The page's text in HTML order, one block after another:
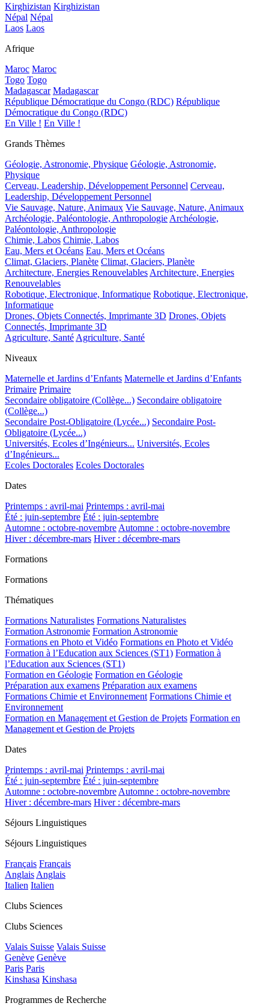
Kirghizistan Kirghizistan
Népal Népal
Laos Laos
Afrique
Maroc Maroc
Togo Togo
Madagascar Madagascar
République Démocratique du Congo (RDC) République
Démocratique du Congo (RDC)
En Ville ! En Ville !
Grands Thèmes
Géologie, Astronomie, Physique Géologie, Astronomie,
Physique
Cerveau, Leadership, Développement Personnel Cerveau,
Leadership, Développement Personnel
Vie Sauvage, Nature, Animaux Vie Sauvage, Nature, Animaux
Archéologie, Paléontologie, Anthropologie Archéologie,
Paléontologie, Anthropologie
Chimie, Labos Chimie, Labos
Eau, Mers et Océans Eau, Mers et Océans
Climat, Glaciers, Planète Climat, Glaciers, Planète
Architecture, Energies Renouvelables Architecture, Energies
Renouvelables
Robotique, Electronique, Informatique Robotique, Electronique,
Informatique
Drones, Objets Connectés, Imprimante 3D Drones, Objets
Connectés, Imprimante 3D
Agriculture, Santé Agriculture, Santé
Niveaux
Maternelle et Jardins d’Enfants Maternelle et Jardins d’Enfants
Primaire Primaire
Secondaire obligatoire (Collège...) Secondaire obligatoire
(Collège...)
Secondaire Post-Obligatoire (Lycée...) Secondaire Post-
Obligatoire (Lycée...)
Universités, Ecoles d’Ingénieurs... Universités, Ecoles
d’Ingénieurs...
Ecoles Doctorales Ecoles Doctorales
Dates
Printemps : avril-mai Printemps : avril-mai
Été : juin-septembre Été : juin-septembre
Automne : octobre-novembre Automne : octobre-novembre
Hiver : décembre-mars Hiver : décembre-mars
Formations
Formations
Thématiques
Formations Naturalistes Formations Naturalistes
Formation Astronomie Formation Astronomie
Formations en Photo et Vidéo Formations en Photo et Vidéo
Formation à l’Education aux Sciences (ST1) Formation à
l’Education aux Sciences (ST1)
Formation en Géologie Formation en Géologie
Préparation aux examens Préparation aux examens
Formations Chimie et Environnement Formations Chimie et
Environnement
Formation en Management et Gestion de Projets Formation en
Management et Gestion de Projets
Dates
Printemps : avril-mai Printemps : avril-mai
Été : juin-septembre Été : juin-septembre
Automne : octobre-novembre Automne : octobre-novembre
Hiver : décembre-mars Hiver : décembre-mars
Séjours Linguistiques
Séjours Linguistiques
Français Français
Anglais Anglais
Italien Italien
Clubs Sciences
Clubs Sciences
Valais Suisse Valais Suisse
Genève Genève
Paris Paris
Kinshasa Kinshasa
Programmes de Recherche